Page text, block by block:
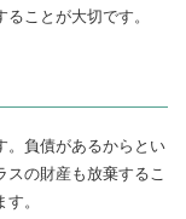
ことが大切です。
。負債があるからとい
スの財産も放棄するこ
。